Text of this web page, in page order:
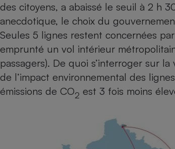
des citoyens, a abaissé le seuil à 2 h
anecdotique, le choix du
Seules 5 lignes restent concernées
emprunté un vol intérieur
passagers). De quoi s’interroger sur
de l’impact environnemental des
émissions de CO2 est 3 fois moins